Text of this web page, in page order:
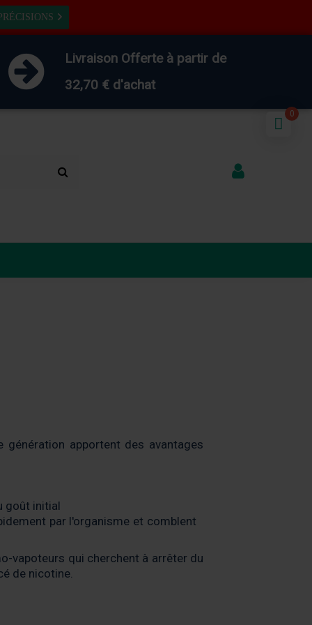
Livraison Offerte à partir de
32,70 € d'achat
génération apportent des avantages
goût initial
par l'organisme et comblent
vapoteurs qui cherchent à arrêter du
de nicotine.
0